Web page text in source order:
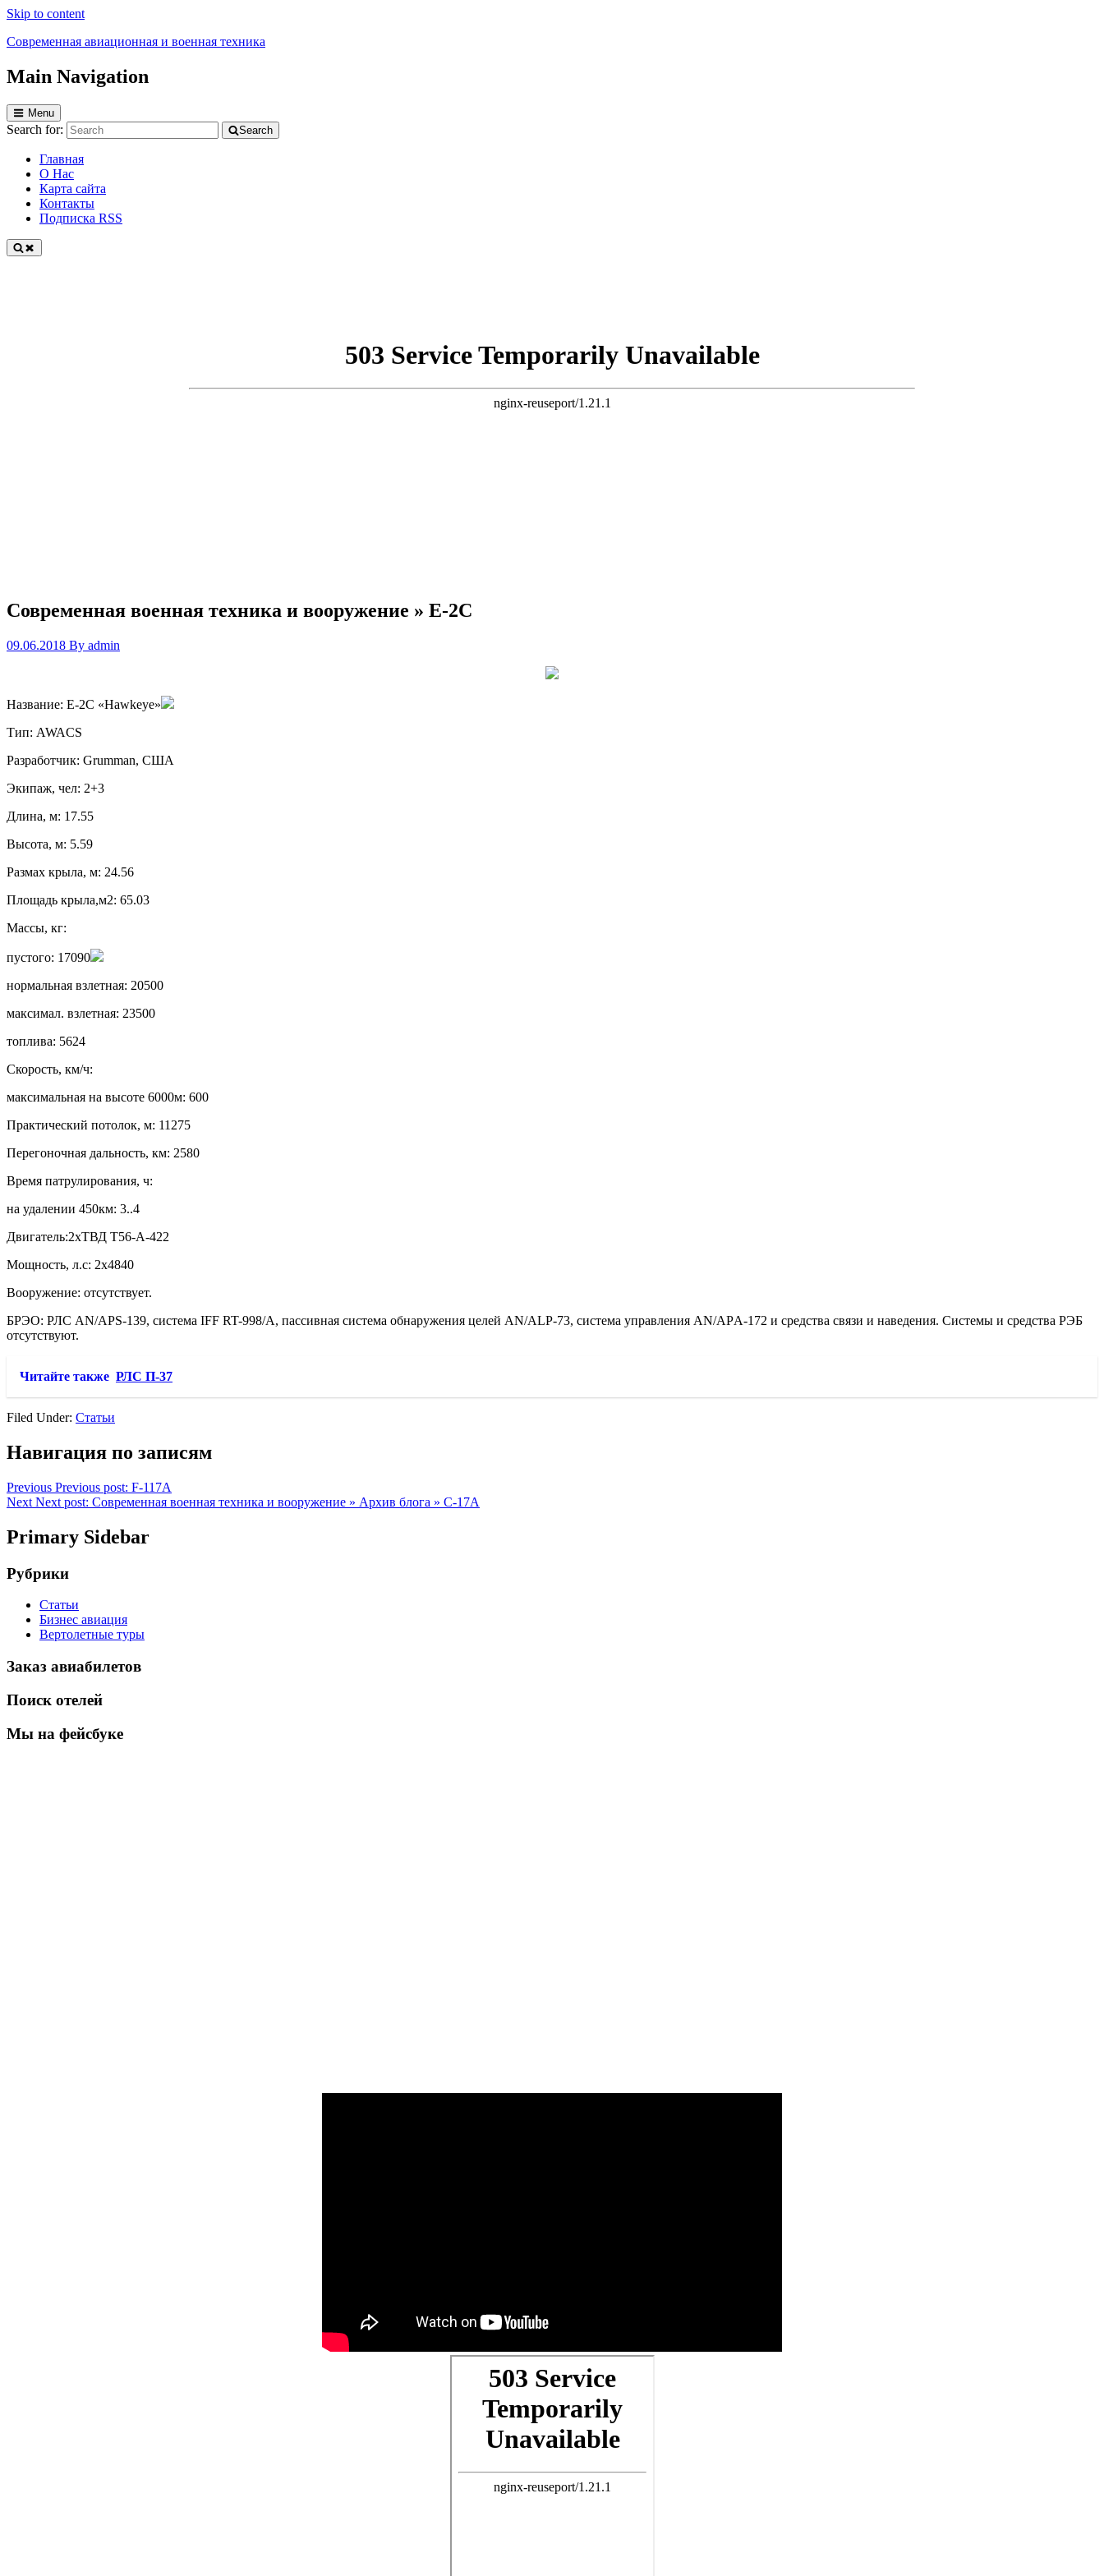
Skip to content
Современная авиационная и военная техника
Вся техника!
Main Navigation
Menu
Search for: Search
Главная
О Нас
Карта сайта
Контакты
Подписка RSS
Современная военная техника и вооружение » E-2C
09.06.2018 By admin
Название: E-2C «Hawkeye»
Тип: AWACS
Разработчик: Grumman, США
Экипаж, чел: 2+3
Длина, м: 17.55
Высота, м: 5.59
Размах крыла, м: 24.56
Площадь крыла,м2: 65.03
Массы, кг:
пустого: 17090
нормальная взлетная: 20500
максимал. взлетная: 23500
топлива: 5624
Скорость, км/ч:
максимальная на высоте 6000м: 600
Практический потолок, м: 11275
Перегоночная дальность, км: 2580
Время патрулирования, ч:
на удалении 450км: 3..4
Двигатель:2хТВД Т56-А-422
Мощность, л.с: 2х4840
Вооружение: отсутствует.
БРЭО: РЛС АN/АPS-139, система IFF RT-998/А, пассивная система обнаружения целей АN/АLP-73, система управления АN/АPА-172 и средства связи и наведения. Системы и средства РЭБ
отсутствуют.
Читайте также РЛС П-37
Filed Under: Статьи
Навигация по записям
Previous Previous post: F-117A
Next Next post: Современная военная техника и вооружение » Архив блога » C-17A
Primary Sidebar
Рубрики
Статьи
Бизнес авиация
Вертолетные туры
Заказ авиабилетов
Поиск отелей
Мы на фейсбуке